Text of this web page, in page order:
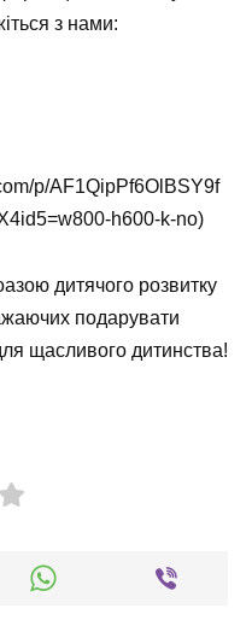
з нами:
p/AF1QipPf6OlBSY9f
h600-k-no)
дитячого розвитку
подарувати
щасливого дитинства!